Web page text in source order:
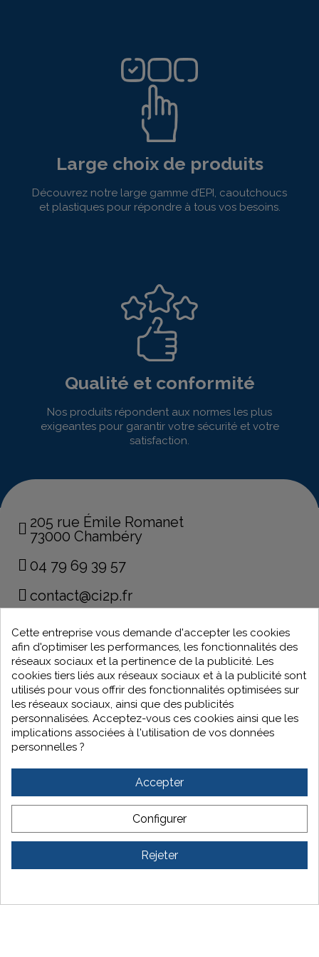
Large choix de produits
Découvrez notre large gamme d’EPI, caoutchoucs
et plastiques pour répondre à tous vos besoins.
Qualité et conformité
Nos produits répondent aux normes les plus
exigeantes pour garantir votre sécurité et votre
satisfaction.
205 rue Émile Romanet
73000 Chambéry
04 79 69 39 57
contact@ci2p.fr
32 rue de la Paix
38160 Echirolles
04 76 51 30 82
grenoble@ci2p.fr
2 rue de varsovie
34350 Vendres
Mentions Légales|Politique de confidentialité| © CI2P | Tous droits
Cette entreprise vous demande d'accepter les cookies
afin d'optimiser les performances, les fonctionnalités des
réseaux sociaux et la pertinence de la publicité. Les
cookies tiers liés aux réseaux sociaux et à la publicité sont
utilisés pour vous offrir des fonctionnalités optimisées sur
les réseaux sociaux, ainsi que des publicités
personnalisées. Acceptez-vous ces cookies ainsi que les
implications associées à l'utilisation de vos données
personnelles ?
Accepter
Configurer
Rejeter